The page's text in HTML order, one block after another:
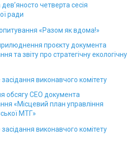
четверта сесія
ради
«Разом як вдома!»
проєкту документа
та звіту про стратегічну екологічну
виконавчого комітету
обсягу СЕО документа
«Місцевий план управління
МТГ»
виконавчого комітету